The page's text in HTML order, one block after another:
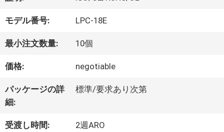
シ
ョ
ー
私
達
モデル番号: LPC-18E
最小注文数量: 10個
価格: negotiable
パッケージの詳
細:
標準/要求あり次第
受渡し時間: 2週ARO